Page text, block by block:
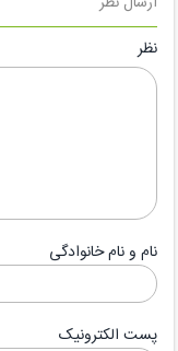
نظر
نام و نام خانوادگی
پست الکترونیک